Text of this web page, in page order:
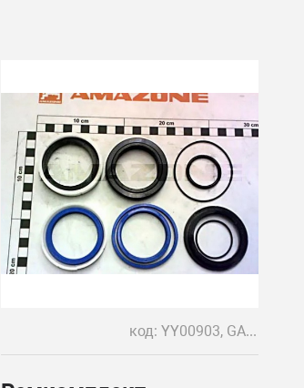
код: YY00903, GA389, GA446